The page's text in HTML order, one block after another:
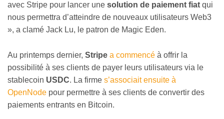
avec Stripe pour lancer une solution de paiement fiat qui
nous permettra d’atteindre de nouveaux utilisateurs Web3
», a clamé Jack Lu, le patron de Magic Eden.
Au printemps dernier, Stripe a commencé à offrir la
possibilité à ses clients de payer leurs utilisateurs via le
stablecoin USDC. La firme s’associait ensuite à
OpenNode pour permettre à ses clients de convertir des
paiements entrants en Bitcoin.